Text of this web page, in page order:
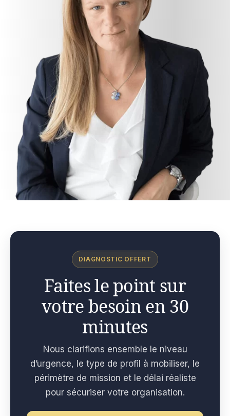
DIAGNOSTIC OFFERT
Faites le point sur
votre besoin en 30
minutes
Nous clarifions ensemble le niveau
d’urgence, le type de profil à mobiliser, le
périmètre de mission et le délai réaliste
pour sécuriser votre organisation.